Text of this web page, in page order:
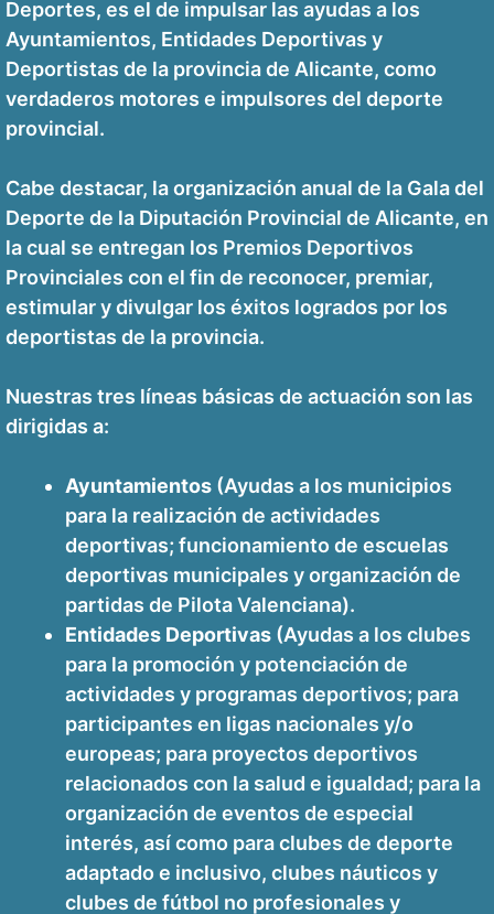
Deportes, es el de impulsar las ayudas a los
Ayuntamientos, Entidades Deportivas y
Deportistas de la provincia de Alicante, como
verdaderos motores e impulsores del deporte
provincial.
Cabe destacar, la organización anual de la Gala del
Deporte de la Diputación Provincial de Alicante, en
la cual se entregan los Premios Deportivos
Provinciales con el fin de reconocer, premiar,
estimular y divulgar los éxitos logrados por los
deportistas de la provincia.
Nuestras tres líneas básicas de actuación son las
dirigidas a:
Ayuntamientos (Ayudas a los municipios
para la realización de actividades
deportivas; funcionamiento de escuelas
deportivas municipales y organización de
partidas de Pilota Valenciana).
Entidades Deportivas (Ayudas a los clubes
para la promoción y potenciación de
actividades y programas deportivos; para
participantes en ligas nacionales y/o
europeas; para proyectos deportivos
relacionados con la salud e igualdad; para la
organización de eventos de especial
interés, así como para clubes de deporte
adaptado e inclusivo, clubes náuticos y
clubes de fútbol no profesionales y